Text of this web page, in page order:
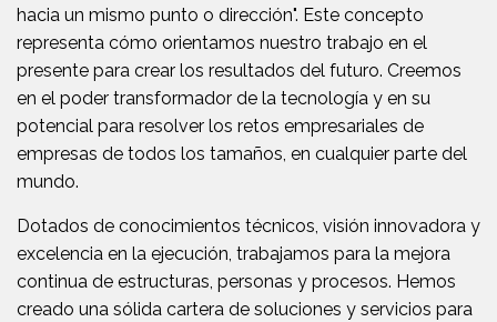
hacia un mismo punto o dirección". Este concepto
representa cómo orientamos nuestro trabajo en el
presente para crear los resultados del futuro. Creemos
en el poder transformador de la tecnología y en su
potencial para resolver los retos empresariales de
empresas de todos los tamaños, en cualquier parte del
mundo.
Dotados de conocimientos técnicos, visión innovadora y
excelencia en la ejecución, trabajamos para la mejora
continua de estructuras, personas y procesos. Hemos
creado una sólida cartera de soluciones y servicios para